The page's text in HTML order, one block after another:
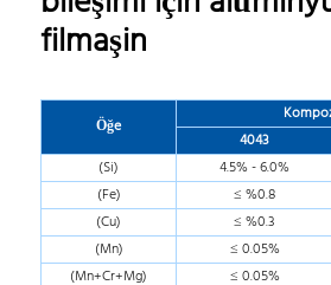
filmaşin
Öğe
4043
(Si)
4.5% - 6.0%
(Fe)
≤ %0.8
(Cu)
≤ %0.3
(Mn)
≤ 0.05%
(Mn+Cr+Mg)
≤ 0.05%